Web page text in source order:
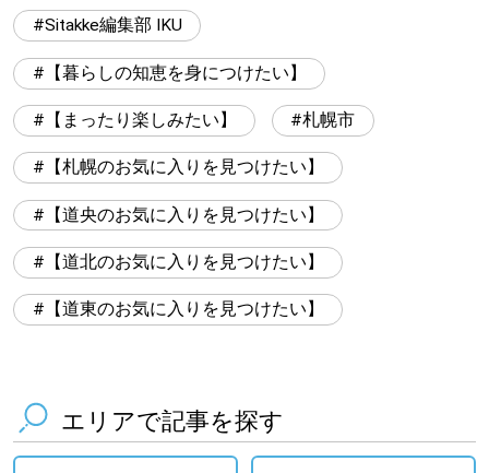
Sitakke編集部 IKU
【暮らしの知恵を身につけたい】
【まったり楽しみたい】 札幌市
【札幌のお気に入りを見つけたい】
【道央のお気に入りを見つけたい】
【道北のお気に入りを見つけたい】
【道東のお気に入りを見つけたい】
エリアで記事を探す